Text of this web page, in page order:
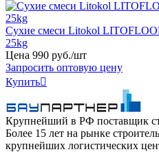
Сухие смеси Litokol
25kg
Цена 990 руб./шт
Запросить оптовую цену
Купить
Крупнейший в РФ поставщик
Более 15 лет на рынке
крупнейших логистических